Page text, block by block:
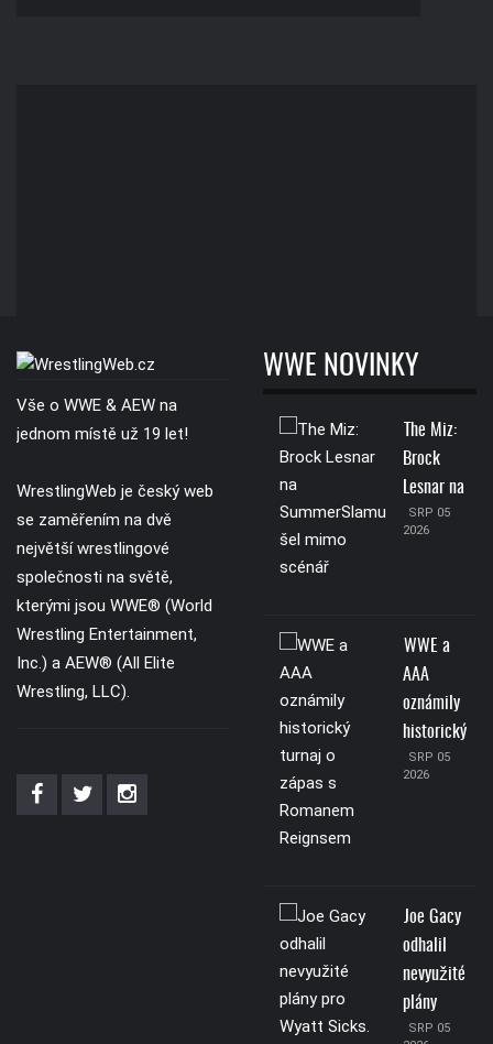
Vše o WWE & AEW na
jednom místě už 19 let!
WrestlingWeb je český web
se zaměřením na dvě
největší wrestlingové
společnosti na světě,
kterými jsou WWE® (World
Wrestling Entertainment,
Inc.) a AEW® (All Elite
Wrestling, LLC).
WWE NOVINKY
The Miz:
Brock
Lesnar na
SRP 05
2026
WWE a
AAA
oznámily
historický
SRP 05
2026
Joe Gacy
odhalil
nevyužité
plány
SRP 05